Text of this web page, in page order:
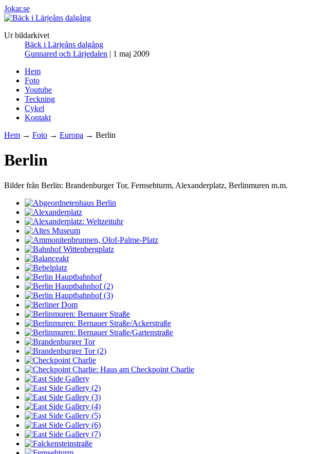
Jokar.se
Ur bildarkivet
Bäck i Lärjeåns dalgång
Gunnared och Lärjedalen | 1 maj 2009
Hem
Foto
Youtube
Teckning
Cykel
Kontakt
Hem → Foto → Europa → Berlin
Berlin
Bilder från Berlin: Brandenburger Tor, Fernsehturm, Alexanderplatz, Berlinmuren m.m.